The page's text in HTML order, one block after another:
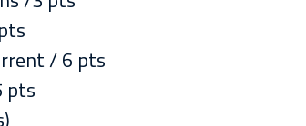
/ 6 pts
pts